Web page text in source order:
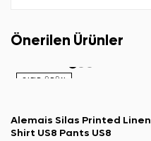
Önerilen Ürünler
SIFIR ÜRÜN
Alemais Silas Printed Linen
Shirt US8 Pants US8